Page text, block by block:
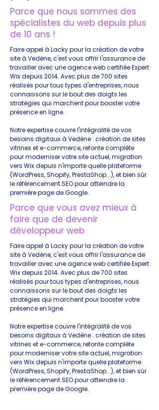
Parce que nous sommes des
spécialistes du web depuis plus
de 10 ans !
Faire appel à Lacky pour la création de votre
site à Vedène, c'est vous offrir l'assurance de
travailler avec une agence web certifiée Expert
Wix depuis 2014. Avec plus de 700 sites
réalisés pour tous types d'entreprises, nous
connaissons sur le bout des doigts les
stratégies qui marchent pour booster votre
présence en ligne.
Notre expertise couvre l'intégralité de vos
besoins digitaux à Vedène : création de sites
vitrines et e-commerce, refonte complète
pour moderniser votre site actuel, migration
vers Wix depuis n'importe quelle plateforme
(WordPress, Shopify, PrestaShop...), et bien sûr
le référencement SEO pour atteindre la
première page de Google.
Parce que vous avez mieux à
faire que de devenir
développeur web
Faire appel à Lacky pour la création de votre
site à Vedène, c'est vous offrir l'assurance de
travailler avec une agence web certifiée Expert
Wix depuis 2014. Avec plus de 700 sites
réalisés pour tous types d'entreprises, nous
connaissons sur le bout des doigts les
stratégies qui marchent pour booster votre
présence en ligne.
Notre expertise couvre l'intégralité de vos
besoins digitaux à Vedène : création de sites
vitrines et e-commerce, refonte complète
pour moderniser votre site actuel, migration
vers Wix depuis n'importe quelle plateforme
(WordPress, Shopify, PrestaShop...), et bien sûr
le référencement SEO pour atteindre la
première page de Google.